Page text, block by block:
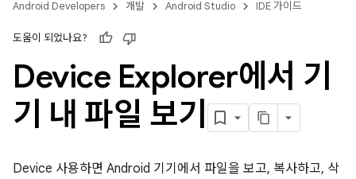
Android Developers 개발 Android Studio IDE 가이드
도움이 되었나요?
Device Explorer에서 기
기 내 파일 보기
Device 사용하면 Android 기기에서 파일을 보고, 복사하고, 삭